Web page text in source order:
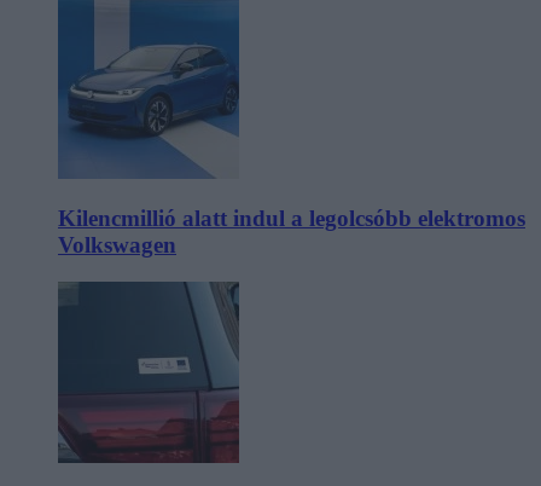
Kilencmillió alatt indul a legolcsóbb elektromos
Volkswagen